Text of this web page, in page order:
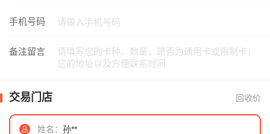
手机号码
备注留言
交易门店 回收价
姓名： 孙**